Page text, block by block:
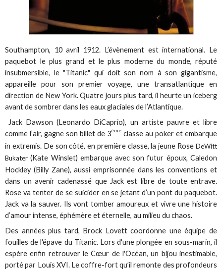
Southampton, 10 avril 1912. L’évènement est international. Le
paquebot le plus grand et le plus moderne du monde, réputé
insubmersible, le "Titanic" qui doit son nom à son gigantisme,
appareille pour son premier voyage, une transatlantique en
direction de New York. Quatre jours plus tard, il heurte un iceberg
avant de sombrer dans les eaux glaciales de l’Atlantique.
Jack Dawson (Leonardo DiCaprio), un artiste pauvre et libre
comme l’air, gagne son billet de 3ème classe au poker et embarque
in extremis. De son côté, en première classe, la jeune Rose DeWitt
Bukater (Kate Winslet) embarque avec son futur époux, Caledon
Hockley (Billy Zane), aussi emprisonnée dans les conventions et
dans un avenir cadenassé que Jack est libre de toute entrave.
Rose va tenter de se suicider en se jetant d’un pont du paquebot.
Jack va la sauver. Ils vont tomber amoureux et vivre une histoire
d’amour intense, éphémère et éternelle, au milieu du chaos.
Des années plus tard, Brock Lovett coordonne une équipe de
fouilles de l'épave du Titanic. Lors d'une plongée en sous-marin, il
espère enfin retrouver le Cœur de l'Océan, un bijou inestimable,
porté par Louis XVI. Le coffre-fort qu’il remonte des profondeurs